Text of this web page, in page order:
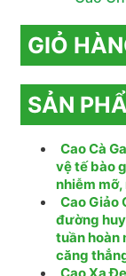
GIỎ
SẢN
Cao Cà
vệ tế bào
nhiễm
Cao Giảo
đường
tuần hoàn
căng